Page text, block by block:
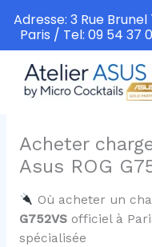
contenu
Acheter
Asus ROG
Où acheter un
G752VSofficiel à
spécialisée
Adresse: 3 Rue Brunel
Paris / Tel: 09 54 37